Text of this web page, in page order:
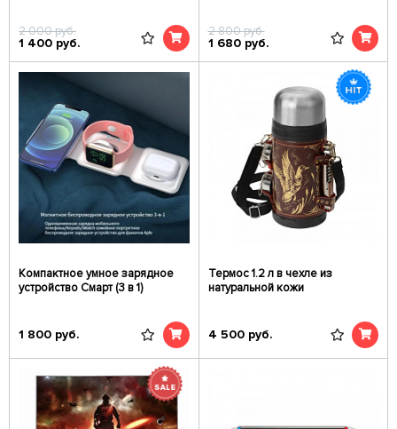
2 000руб.
1 400 руб.
2 800руб.
1 680 руб.
Компактное умное зарядное
устройство Смарт (3 в 1)
1 800 руб.
Термос 1.2 л в чехле из
натуральной кожи
4 500 руб.